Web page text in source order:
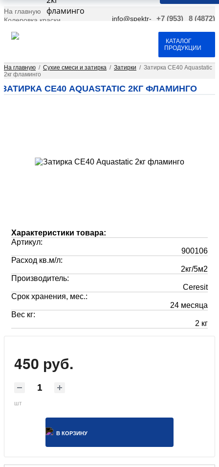
На главную
Колеровка краски
Договор оферта
info@spektr-
+7 (953)
8 (4872)
КАТАЛОГ
ПРОДУКЦИИ
На главную / Сухие смеси и затирка / Затирки / Затирка СЕ40 Aquastatic
2кг фламинго
ЗАТИРКА СЕ40 AQUASTATIC 2КГ ФЛАМИНГО
Характеристики товара:
Артикул:
900106
Расход кв.м/л:
2кг/5м2
Производитель:
Ceresit
Срок хранения, мес.:
24 месяца
Вес кг:
2 кг
450 руб.
шт
В КОРЗИНУ
фламинго